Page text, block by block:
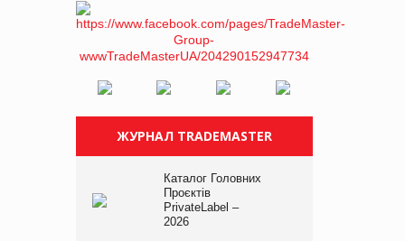
ЖУРНАЛ TRADEMASTER
Каталог Головних
Проєктів
PrivateLabel –
2026